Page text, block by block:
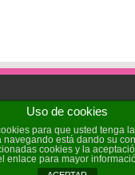
bySochicat| Designed by
2026, All Rights
Uso de cookies
para que usted tenga
navegando está dando su
cookies y la
enlace para mayor